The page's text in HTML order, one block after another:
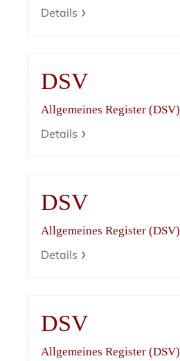
Details
DSV
Allgemeines Register (DSV)
Details
DSV
Allgemeines Register (DSV)
Details
DSV
Allgemeines Register (DSV)